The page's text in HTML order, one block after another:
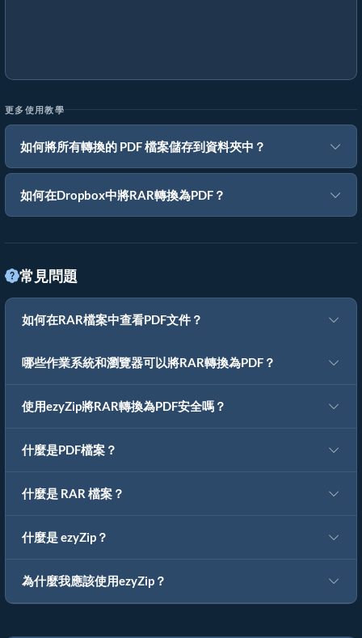
更多使用教學
如何將所有轉換的 PDF 檔案儲存到資料夾中？
如何在Dropbox中將RAR轉換為PDF？
常見問題
如何在RAR檔案中查看PDF文件？
哪些作業系統和瀏覽器可以將RAR轉換為PDF？
使用ezyZip將RAR轉換為PDF安全嗎？
什麼是PDF檔案？
什麼是 RAR 檔案？
什麼是 ezyZip？
為什麼我應該使用ezyZip？